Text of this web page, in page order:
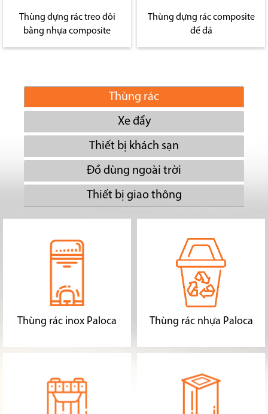
Thùng đựng rác treo đôi
bằng nhựa composite
Thùng đựng rác composite
đế đá
Thùng rác
Xe đẩy
Thiết bị khách sạn
Đồ dùng ngoài trời
Thiết bị giao thông
Thùng rác inox Paloca Thùng rác nhựa Paloca